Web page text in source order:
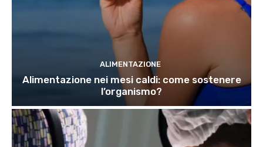
ALIMENTAZIONE
Alimentazione nei mesi caldi: come sostenere
l’organismo?